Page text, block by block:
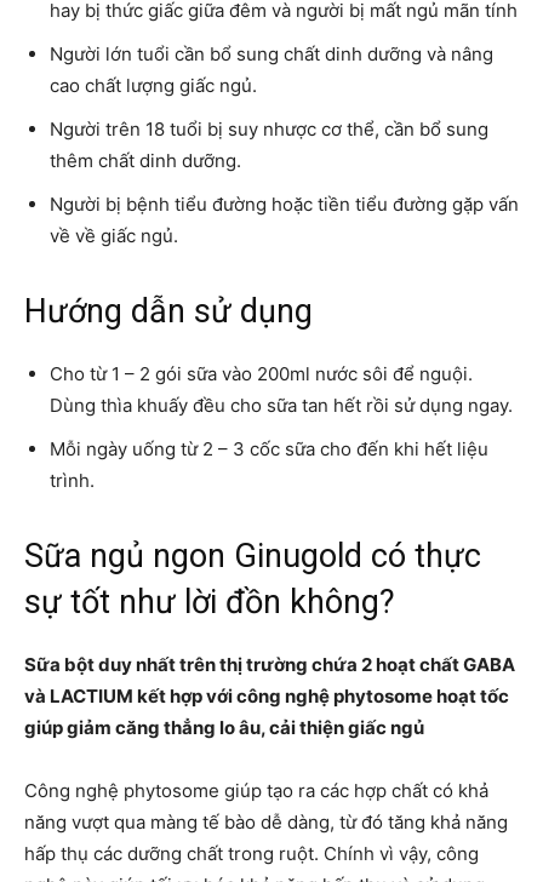
hay bị thức giấc giữa đêm và người bị mất ngủ mãn tính
Người lớn tuổi cần bổ sung chất dinh dưỡng và nâng
cao chất lượng giấc ngủ.
Người trên 18 tuổi bị suy nhược cơ thể, cần bổ sung
thêm chất dinh dưỡng.
Người bị bệnh tiểu đường hoặc tiền tiểu đường gặp vấn
về về giấc ngủ.
Hướng dẫn sử dụng
Cho từ 1 – 2 gói sữa vào 200ml nước sôi để nguội.
Dùng thìa khuấy đều cho sữa tan hết rồi sử dụng ngay.
Mỗi ngày uống từ 2 – 3 cốc sữa cho đến khi hết liệu
trình.
Sữa ngủ ngon Ginugold có thực
sự tốt như lời đồn không?
Sữa bột duy nhất trên thị trường chứa 2 hoạt chất GABA
và LACTIUM kết hợp với công nghệ phytosome hoạt tốc
giúp giảm căng thẳng lo âu, cải thiện giấc ngủ
Công nghệ phytosome giúp tạo ra các hợp chất có khả
năng vượt qua màng tế bào dễ dàng, từ đó tăng khả năng
hấp thụ các dưỡng chất trong ruột. Chính vì vậy, công